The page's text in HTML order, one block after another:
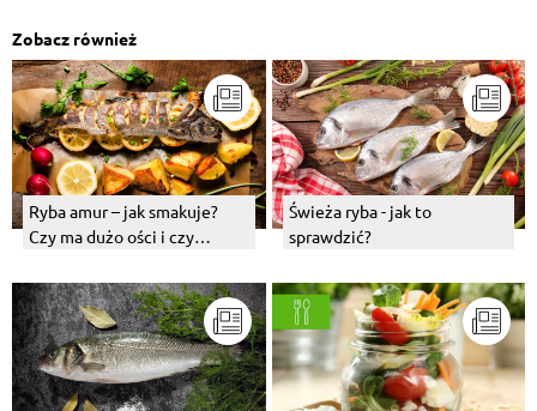
Zobacz również
Ryba amur – jak smakuje?
Czy ma dużo ości i czy
Świeża ryba - jak to
sprawdzić?